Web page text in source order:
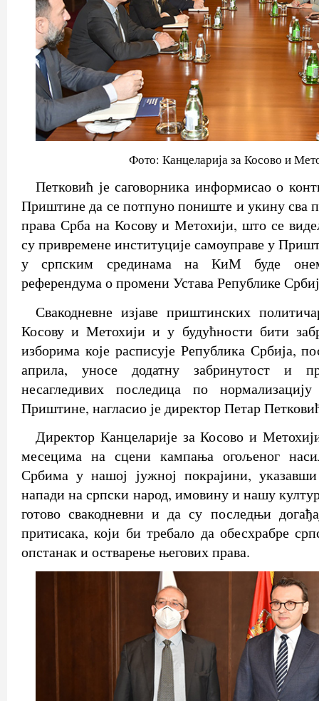
Фото: Канцеларија за Косово и
Петковић је саговорника информисао о
Приштине да се потпуно пониште и укину сва
права Срба на Косову и Метохији, што се
су привремене институције самоуправе у
у српским срединама на КиМ буде
референдума о промени Устава Републике
Свакодневне изјаве приштинских
Косову и Метохији и у будућности бити
изборима које расписује Република Србија,
априла, уносе додатну забринутост и
несагледивих последица по
Приштине, нагласио је директор Петар
Директор Канцеларије за Косово и
месецима на сцени кампања огољеног
Србима у нашој јужној покрајини,
напади на српски народ, имовину и нашу
готово свакодневни и да су последњи
притисака, који би требало да обесхрабре
опстанак и остварење његових права.